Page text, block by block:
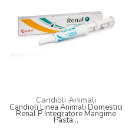
Candioli Animali
Candioli Linea Animali Domestici
Renal P Integratore Mangime
Pasta...